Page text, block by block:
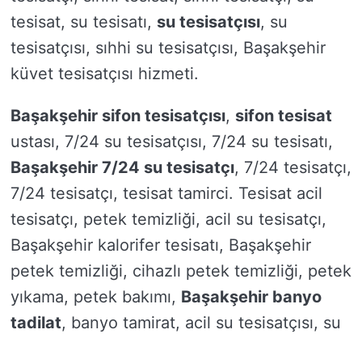
tesisat, su tesisatı, su tesisatçısı, su
tesisatçısı, sıhhi su tesisatçısı, Başakşehir
küvet tesisatçısı hizmeti.
Başakşehir sifon tesisatçısı, sifon tesisat
ustası, 7/24 su tesisatçısı, 7/24 su tesisatı,
Başakşehir 7/24 su tesisatçı, 7/24 tesisatçı,
7/24 tesisatçı, tesisat tamirci. Tesisat acil
tesisatçı, petek temizliği, acil su tesisatçı,
Başakşehir kalorifer tesisatı, Başakşehir
petek temizliği, cihazlı petek temizliği, petek
yıkama, petek bakımı, Başakşehir banyo
tadilat, banyo tamirat, acil su tesisatçısı, su